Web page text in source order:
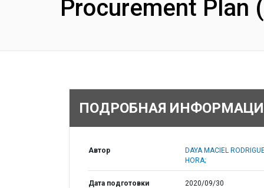
Procurement Plan
ПОДРОБНАЯ
Автор
DAYA MACIEL
HORA;
Дата подготовки
2020/09/30